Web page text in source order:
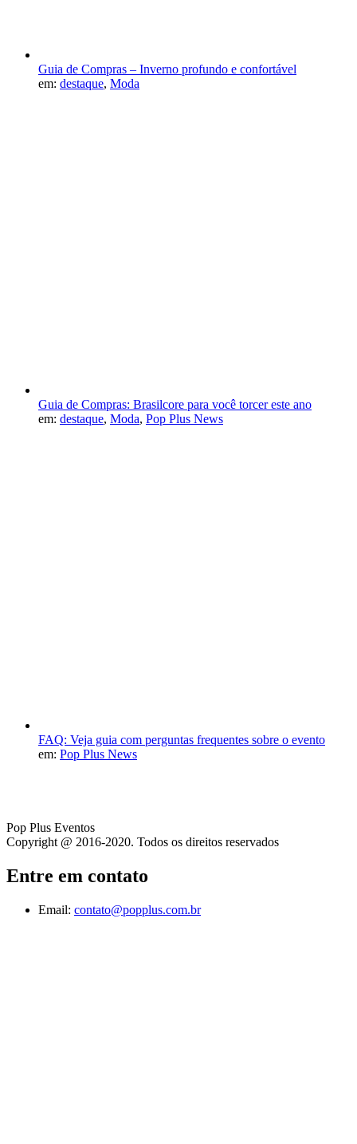
Guia de Compras – Inverno profundo e confortável
em: destaque, Moda
Guia de Compras: Brasilcore para você torcer este ano
em: destaque, Moda, Pop Plus News
FAQ: Veja guia com perguntas frequentes sobre o evento
em: Pop Plus News
Pop Plus Eventos
Copyright @ 2016-2020. Todos os direitos reservados
Entre em contato
Email: contato@popplus.com.br